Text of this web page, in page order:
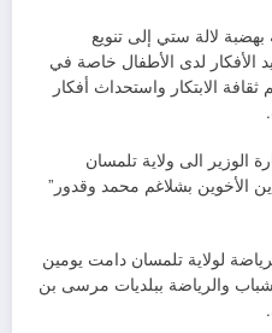
لالة ستي إلى تنويع
الأفكار لدى الأطفال خاصة في
الابتكار واستحداث أفكار
الوزير الى ولاية تلمسان
الأخوين بشلاغم محمد وقدور”
لولاية تلمسان دامت يومين
والرياضة ببلديات مرسى بن